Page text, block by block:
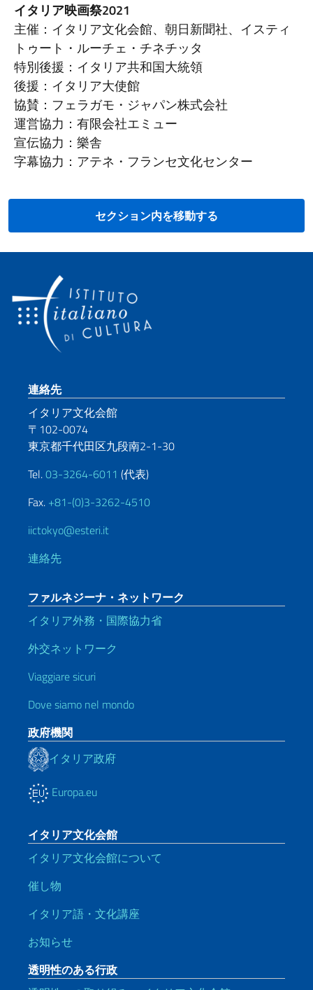
イタリア映画祭2021
主催：イタリア文化会館、朝日新聞社、イスティ
トゥート・ルーチェ・チネチッタ
特別後援：イタリア共和国大統領
後援：イタリア大使館
協賛：フェラガモ・ジャパン株式会社
運営協力：有限会社エミュー
宣伝協力：樂舎
字幕協力：アテネ・フランセ文化センター
セクション内を移動する
Footer section
連絡先
イタリア文化会館
〒102-0074
東京都千代田区九段南2-1-30
Tel.03-3264-6011 (代表)
Fax. +81-(0)3-3262-4510
iictokyo@esteri.it
連絡先
ファルネジーナ・ネットワーク
イタリア外務・国際協力省
外交ネットワーク
Viaggiare sicuri
Dove siamo nel mondo
政府機関
イタリア政府
Europa.eu
イタリア文化会館
イタリア文化会館について
催し物
イタリア語・文化講座
お知らせ
透明性のある行政